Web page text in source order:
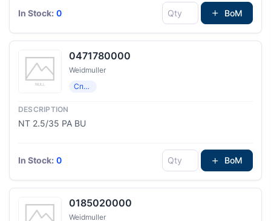
In Stock: 0 BoM
0471780000
Weidmuller
Специализированный
NT 2.5/35 PA BU
In Stock: 0 BoM
0185020000
Weidmuller